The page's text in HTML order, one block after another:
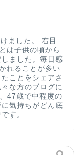
ました。 右目
子供の頃から
ました。毎日感
れることが多い
ことをシェアさ
な方のブログに
47歳で中程度の
気持ちがどん底
す。